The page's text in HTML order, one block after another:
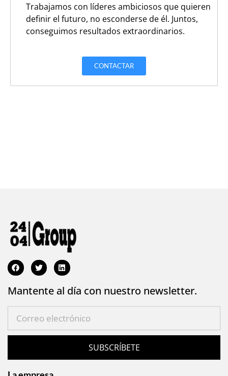
Trabajamos con líderes ambiciosos que quieren
definir el futuro, no esconderse de él. Juntos,
conseguimos resultados extraordinarios.
CONTACTAR
Mantente al día con nuestro newsletter.
SUBSCRÍBETE